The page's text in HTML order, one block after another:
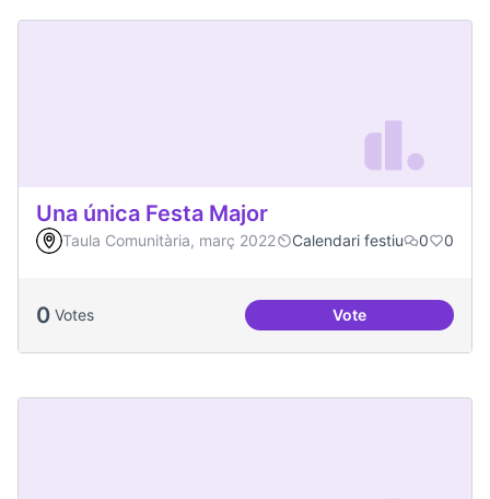
Una única Festa Major
Taula Comunitària, març 2022 Calendari festiu 0 0
0 Votes VoteUna única Festa